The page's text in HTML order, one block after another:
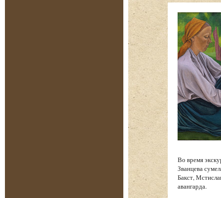
Во время
Званцева
Бакст,
авангарда.